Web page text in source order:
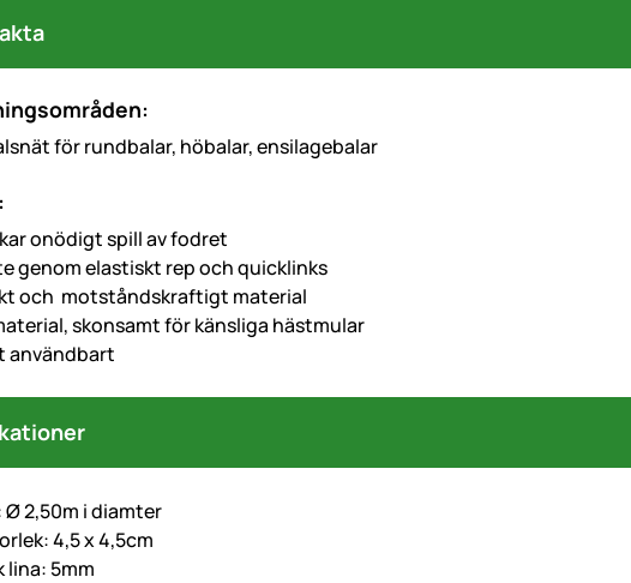
för rundbalar, höbalar, ensilagebalar
onödigt spill av fodret
genom elastiskt rep och quicklinks
och motståndskraftigt material
skonsamt för känsliga hästmular
användbart
2,50m i diamter
4,5 x 4,5cm
lina: 5mm